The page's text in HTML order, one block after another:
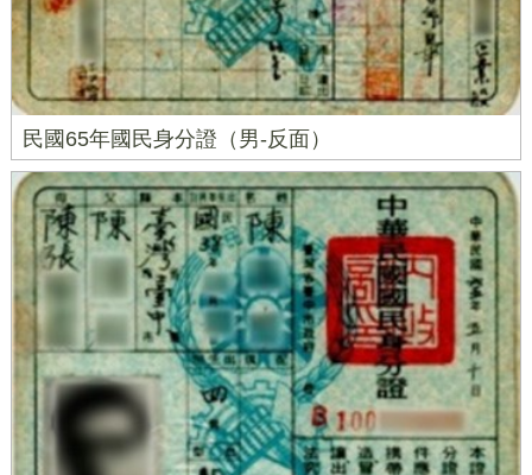
民國65年國民身分證（男-反面）